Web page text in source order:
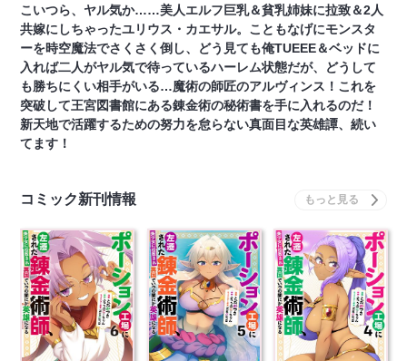
こいつら、ヤル気か……美人エルフ巨乳＆貧乳姉妹に拉致＆2人
共嫁にしちゃったユリウス・カエサル。こともなげにモンスタ
ーを時空魔法でさくさく倒し、どう見ても俺TUEEE＆ベッドに
入れば二人がヤル気で待っているハーレム状態だが、どうして
も勝ちにくい相手がいる…魔術の師匠のアルヴィンス！これを
突破して王宮図書館にある錬金術の秘術書を手に入れるのだ！
新天地で活躍するための努力を怠らない真面目な英雄譚、続い
てます！
コミック新刊情報